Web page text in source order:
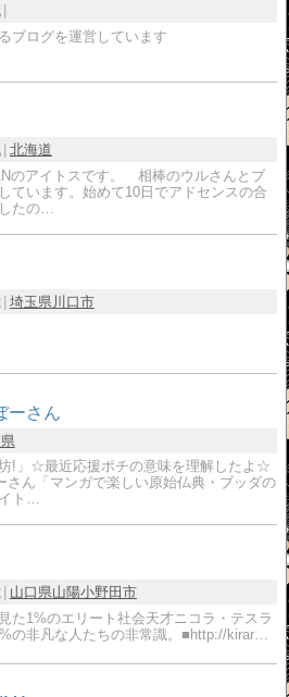
ブログを運営しています
北海道
のアイトスです。 相棒のウルさんとブ
ています。始めて10日でアドセンスの合
たの…
埼玉県 川口市
ーさん
坊!」☆最近応援ポチの意味を理解したよ☆
さん「マンガで楽しい原始仏典・ブッダの
ト…
山口県山陽小野田市
た1%のエリート社会天才ニコラ・テスラ
の非凡な人たちの非常識。■http://kirar…